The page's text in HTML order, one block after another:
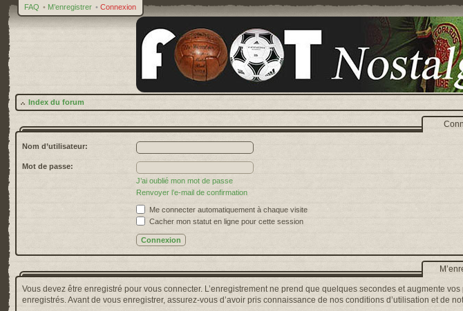
FAQ • M’enregistrer • Connexion
Index du forum
Nom d’utilisateur:
Mot de passe:
J’ai oublié mon mot de passe
Renvoyer l’e-mail de confirmation
Me connecter automatiquement à chaque visite
Cacher mon statut en ligne pour cette session
Vous devez être enregistré pour vous connecter. L’enregistrement ne prend que quelques secondes et augmente
enregistrés. Avant de vous enregistrer, assurez-vous d’avoir pris connaissance de nos conditions d’utilisation et de